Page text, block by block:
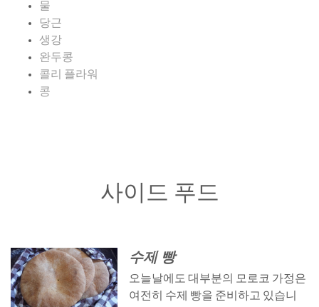
물
당근
생강
완두콩
콜리 플라워
콩
사이드 푸드
수제 빵
오늘날에도 대부분의 모로코 가정은
여전히 ​​수제 빵을 준비하고 있습니